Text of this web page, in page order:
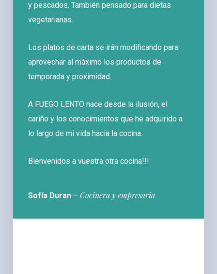
y pescados. También pensado para dietas
vegetarianas.
Los platos de carta se irán modificando para
aprovechar al máximo los productos de
temporada y proximidad.
A FUEGO LENTO nace desde la ilusión, el
cariño y los conocimientos que he adquirido a
lo largo de mi vida hacía la cocina.
Bienvenidos a vuestra otra cocina!!!
Sofía Duran –Cocinera y empresaria